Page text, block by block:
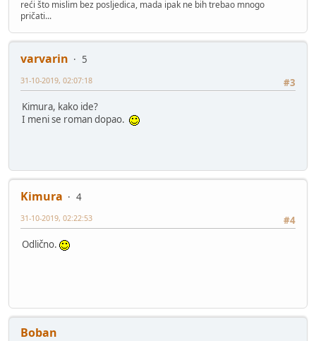
reći što mislim bez posljedica, mada ipak ne bih trebao mnogo
pričati...
varvarin
5
#3
31-10-2019, 02:07:18
Kimura, kako ide?
I meni se roman dopao.
Kimura
4
#4
31-10-2019, 02:22:53
Odlično.
Boban